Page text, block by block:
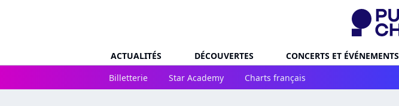
ACTUALITÉS DÉCOUVERTES CONCERTS ET ÉVÉNEMENTS
Billetterie
Star Academy Charts français